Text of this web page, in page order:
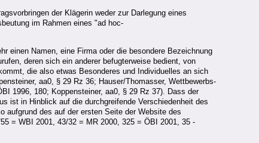
der Klägerin weder zur Darlegung eines
im Rahmen eines "ad hoc-
einen Namen, eine Firma oder die besondere Bezeichnung
deren sich ein anderer befugterweise bedient, von
die also etwas Besonderes und Individuelles an sich
aa0, § 29 Rz 36; Hauser/Thomasser, Wettbewerbs-
1996, 180; Koppensteiner, aa0, § 29 Rz 37). Dass der
ist in Hinblick auf die durchgreifende Verschiedenheit des
aufgrund des auf der ersten Seite der Website des
= WBI 2001, 43/32 = MR 2000, 325 = ÖBI 2001, 35 -